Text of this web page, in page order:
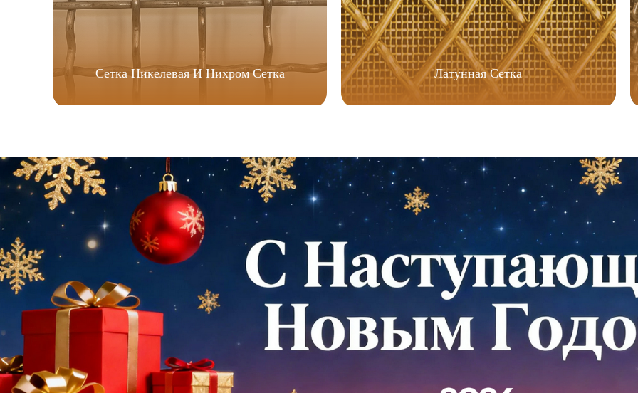
Сетка Никелевая И Нихром Сетка Латунная Сетка